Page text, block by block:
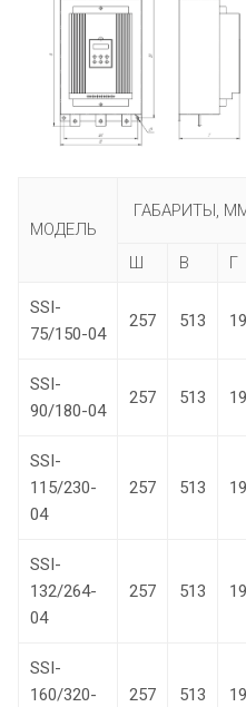
МОДЕЛЬ
ГАБАРИТЫ,
Ш В Г
SSI-
75/150-04
257 513
SSI-
90/180-04
257 513
SSI-
115/230-
04
257 513
SSI-
132/264-
04
257 513
SSI-
160/320-
257 513